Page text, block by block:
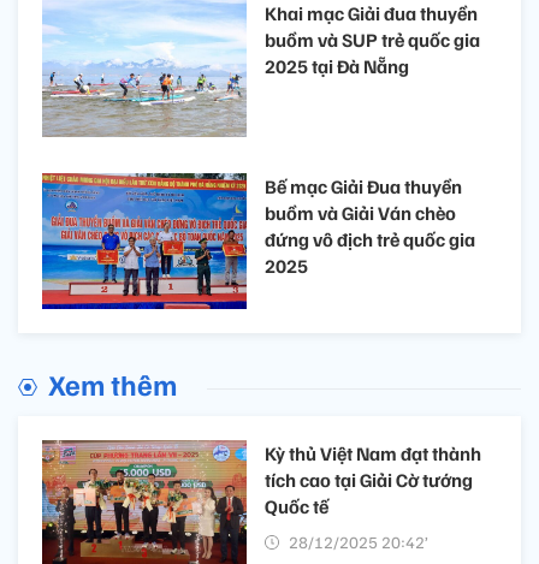
Khai mạc Giải đua thuyền
buồm và SUP trẻ quốc gia
2025 tại Đà Nẵng
Bế mạc Giải Đua thuyền
buồm và Giải Ván chèo
đứng vô địch trẻ quốc gia
2025
Xem thêm
Kỳ thủ Việt Nam đạt thành
tích cao tại Giải Cờ tướng
Quốc tế
28/12/2025 20:42’